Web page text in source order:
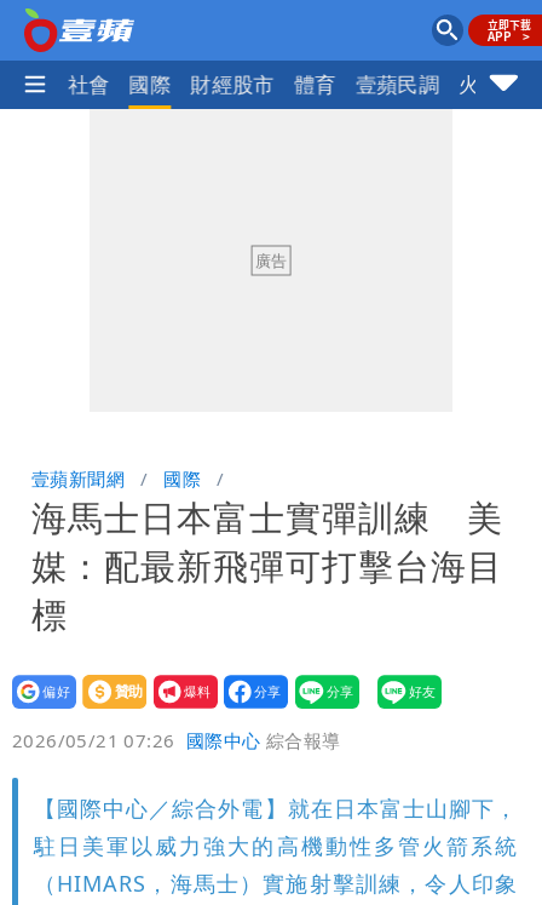
政治 社會 國際 財經股市 體育 壹蘋民調 火線話
壹蘋新聞網 國際
海馬士日本富士實彈訓練 美
媒：配最新飛彈可打擊台海目
標
設為
贊助
我要
爆料
2026/05/21 07:26 國際中心 綜合報導
【國際中心／綜合外電】就在日本富士山腳下，
駐日美軍以威力強大的高機動性多管火箭系統
（HIMARS，海馬士）實施射擊訓練，令人印象